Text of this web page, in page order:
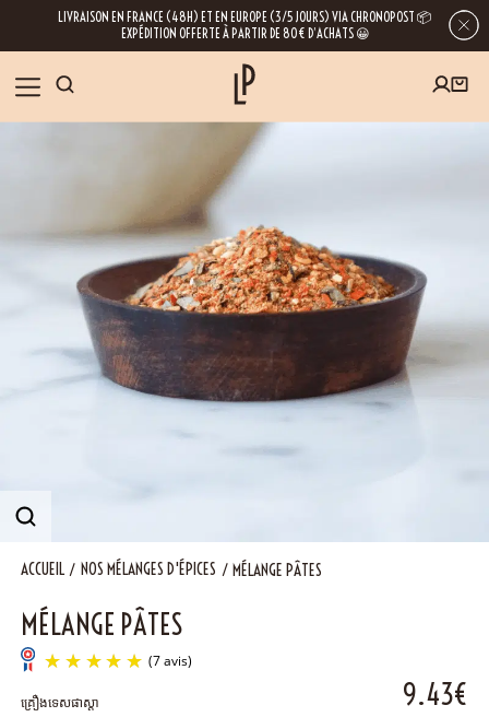
LIVRAISON EN FRANCE (48H) ET EN EUROPE (3/5 JOURS) VIA CHRONOPOST 📦
EXPÉDITION OFFERTE À PARTIR DE 80€ D’ACHATS 😀
RECETTES
À PROPOS
NOUS RENDRE VISITE
Contact
ACCUEIL NOS MÉLANGES D'ÉPICES MÉLANGE PÂTES
MÉLANGE PÂTES
គ្រឿងទេសផាស្តា 9.43€
INSCRIVEZ-VOUS À LA NEWSLETTER
En laissant votre e-mail, vous obtenez l’accès à nos newsletters riches en
conseils, inspirations et informations sur nos dernières nouveautés. Bien sûr, se
désinscrire est possible à tout moment.